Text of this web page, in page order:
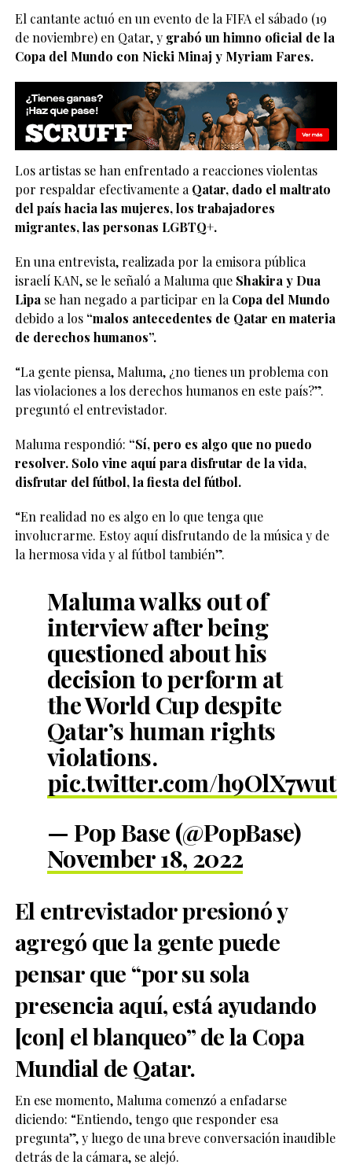
El cantante actuó en un evento de la FIFA el sábado (19
de noviembre) en Qatar, ygrabó un himno oficial de la
Copa del Mundo con Nicki Minaj y Myriam Fares.
Los artistas se han enfrentado a reacciones violentas
por respaldar efectivamente a Qatar, dado el maltrato
del país hacia las mujeres, los trabajadores
migrantes, las personas LGBTQ+.
En una entrevista, realizada por la emisora ​​pública
israelí KAN, se le señaló a Maluma que Shakira y Dua
Lipa se han negado a participar en la Copa del Mundo
debido a los “malos antecedentes de Qatar en materia
de derechos humanos”.
“La gente piensa, Maluma, ¿no tienes un problema con
las violaciones a los derechos humanos en este país?”.
preguntó el entrevistador.
Maluma respondió: “Sí, pero es algo que no puedo
resolver. Solo vine aquí para disfrutar de la vida,
disfrutar del fútbol, ​​la fiesta del fútbol.
“En realidad no es algo en lo que tenga que
involucrarme. Estoy aquí disfrutando de la música y de
la hermosa vida y al fútbol también”.
Maluma walks out of
interview after being
questioned about his
decision to perform at
the World Cup despite
Qatar’s human rights
violations.
pic.twitter.com/h9OlX7wutN
— Pop Base (@PopBase)
November 18, 2022
El entrevistador presionó y
agregó que la gente puede
pensar que “por su sola
presencia aquí, está ayudando
[con] el blanqueo” de la Copa
Mundial de Qatar.
En ese momento, Maluma comenzó a enfadarse
diciendo: “Entiendo, tengo que responder esa
pregunta”, y luego de una breve conversación inaudible
detrás de la cámara, se alejó.